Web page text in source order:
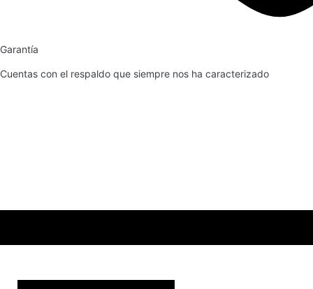
Garantía
Cuentas con el respaldo que siempre nos ha caracterizado